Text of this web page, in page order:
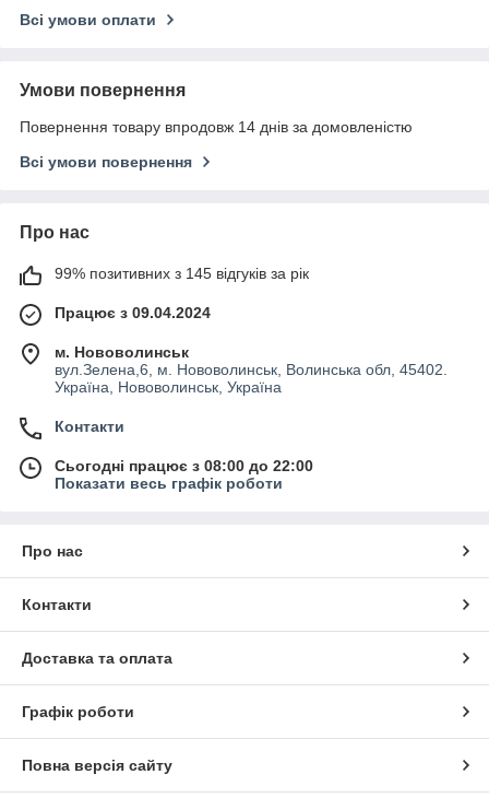
Всі умови оплати
Умови повернення
Повернення товару впродовж 14 днів за домовленістю
Всі умови повернення
Про нас
99% позитивних з 145 відгуків за рік
Працює з 09.04.2024
м. Нововолинськ
вул.Зелена,6, м. Нововолинськ, Волинська обл, 45402.
Україна, Нововолинськ, Україна
Контакти
Сьогодні працює з 08:00 до 22:00
Показати весь графік роботи
Про нас
Контакти
Доставка та оплата
Графік роботи
Повна версія сайту